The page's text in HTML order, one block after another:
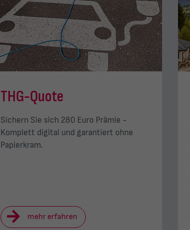
THG-Quote
Sichern Sie sich 280 Euro Prämie -
Komplett digital und garantiert ohne
Papierkram.
mehr erfahren